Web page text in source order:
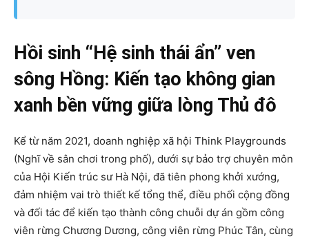
Hồi sinh “Hệ sinh thái ẩn” ven
sông Hồng: Kiến tạo không gian
xanh bền vững giữa lòng Thủ đô
Kể từ năm 2021, doanh nghiệp xã hội Think Playgrounds
(Nghĩ về sân chơi trong phố), dưới sự bảo trợ chuyên môn
của Hội Kiến trúc sư Hà Nội, đã tiên phong khởi xướng,
đảm nhiệm vai trò thiết kế tổng thể, điều phối cộng đồng
và đối tác để kiến tạo thành công chuỗi dự án gồm công
viên rừng Chương Dương, công viên rừng Phúc Tân, cùng